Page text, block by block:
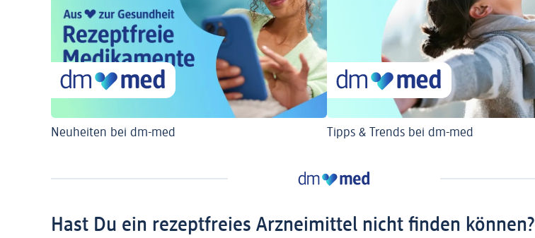
Neuheiten bei dm-med Tipps & Trends bei dm-med
Hast Du ein rezeptfreies Arzneimittel nicht finden können?